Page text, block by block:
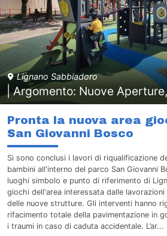
Lignano Sabbiadoro
| Argomento: Nuove
Pronta la nuova area
San Giovanni Bosco
Si sono conclusi i lavori di riqualificazione
bambini all'interno del parco San Giovanni
luoghi simbolo e punto di riferimento di
giochi dell'area interessata dalle
delle nuove strutture. Gli interventi hanno
rifacimento totale della pavimentazione in
i traumi in caso di caduta accidentale. L’ar...